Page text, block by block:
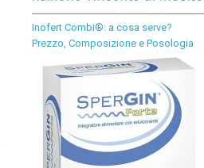
Inofert Combi®: a cosa serve?
Prezzo, Composizione e Posologia